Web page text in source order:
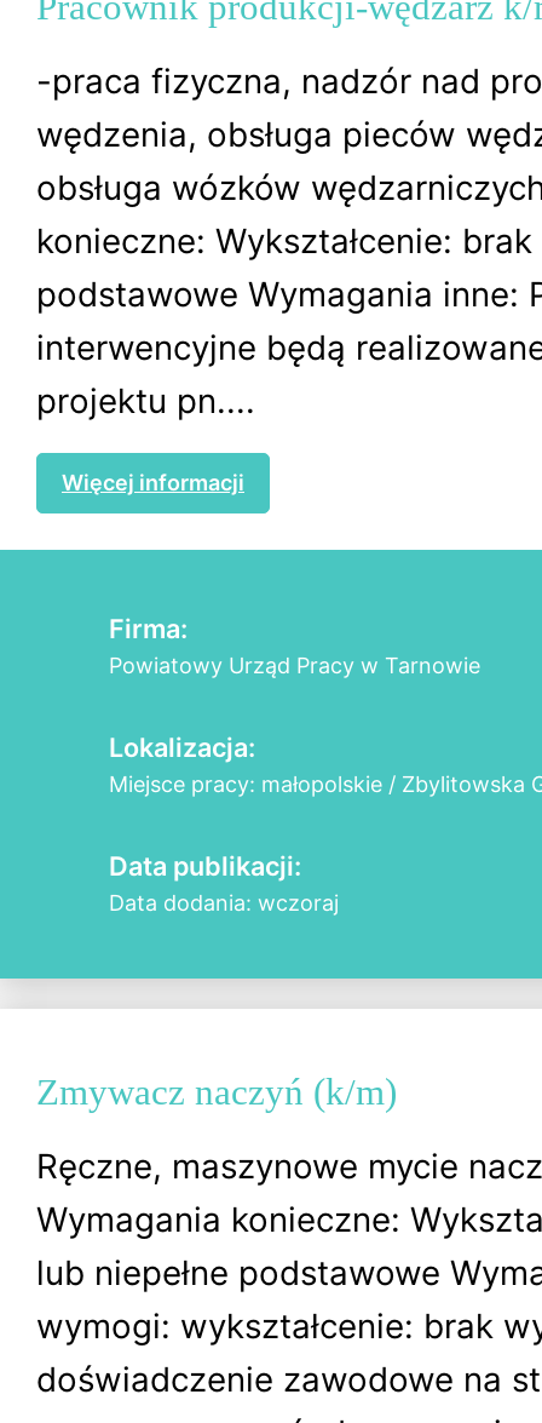
-praca fizyczna, nadzór nad
wędzenia, obsługa pieców
obsługa wózków
konieczne: Wykształcenie: brak
podstawowe Wymagania inne:
interwencyjne będą
projektu pn....
Więcej informacji
Firma:
Powiatowy Urząd Pracy w Tarnowie
Lokalizacja:
Miejsce pracy: małopolskie / Zbylitowska
Data publikacji:
Data dodania: wczoraj
Zmywacz naczyń (k/m)
Ręczne, maszynowe mycie
Wymagania konieczne:
lub niepełne podstawowe
wymogi: wykształcenie: brak
doświadczenie zawodowe na